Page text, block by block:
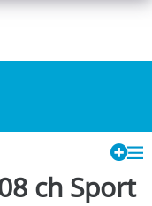
ch Sport